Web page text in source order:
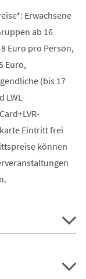
Erwachsene
ab 16
Euro pro Person,
Euro,
(bis 17
LWL-
Eintritt frei
können